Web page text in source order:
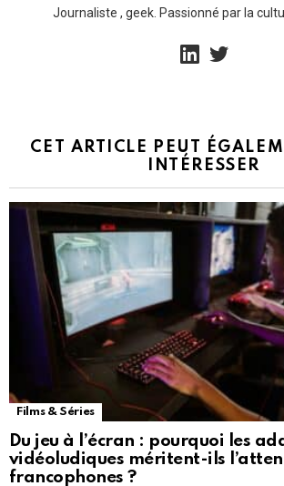
Journaliste , geek. Passionné par la
CET ARTICLE PEUT
INTÉRESSER
Films & Séries
Du jeu à l’écran : pourquoi les
vidéoludiques méritent-ils
francophones ?